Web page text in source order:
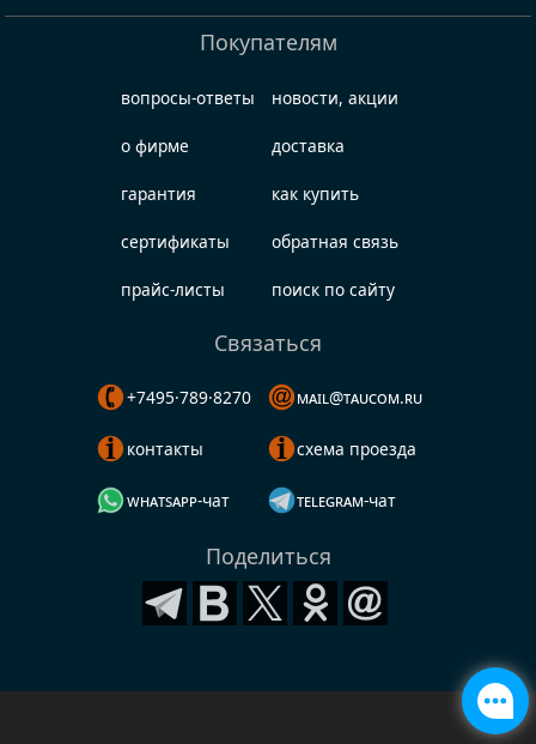
Покупателям
вопросы-ответы
о фирме
гарантия
сертификаты
прайс-листы
новости, акции
доставка
как купить
обратная связь
поиск по сайту
Связаться
+7495·789·8270
контакты
whatsapp-чат
mail@taucom.ru
схема проезда
telegram-чат
Поделиться